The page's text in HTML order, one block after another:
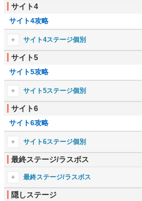
3-1
3-3
3-5
3-7
-
サイト4
サイト4攻略
サイト4ステージ個別
4-1
4-3
4-5
4-7
4-8
4-11
4-12
4ボス
サイト5
サイト5攻略
サイト5ステージ個別
5-1
5-3
5-5
5-7
5-8
5-9
5-10
5-11
5-13
サイト6
サイト6攻略
サイト6ステージ個別
6-1
6-3
6-5
6-6
最終ステージ/ラスボス
最終ステージ/ラスボス
最終1
隠しステージ